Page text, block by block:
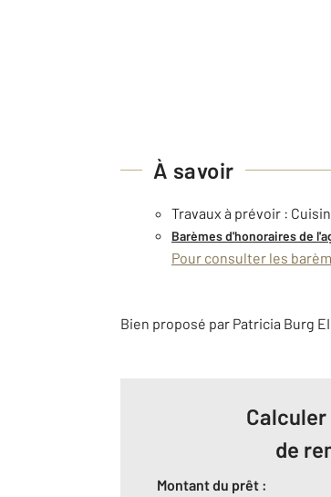
À savoir
Travaux à prévoir :
Barèmes d'honoraires de
Pour consulter les
Bien proposé par Patricia Burg EI
de
Montant du prêt :